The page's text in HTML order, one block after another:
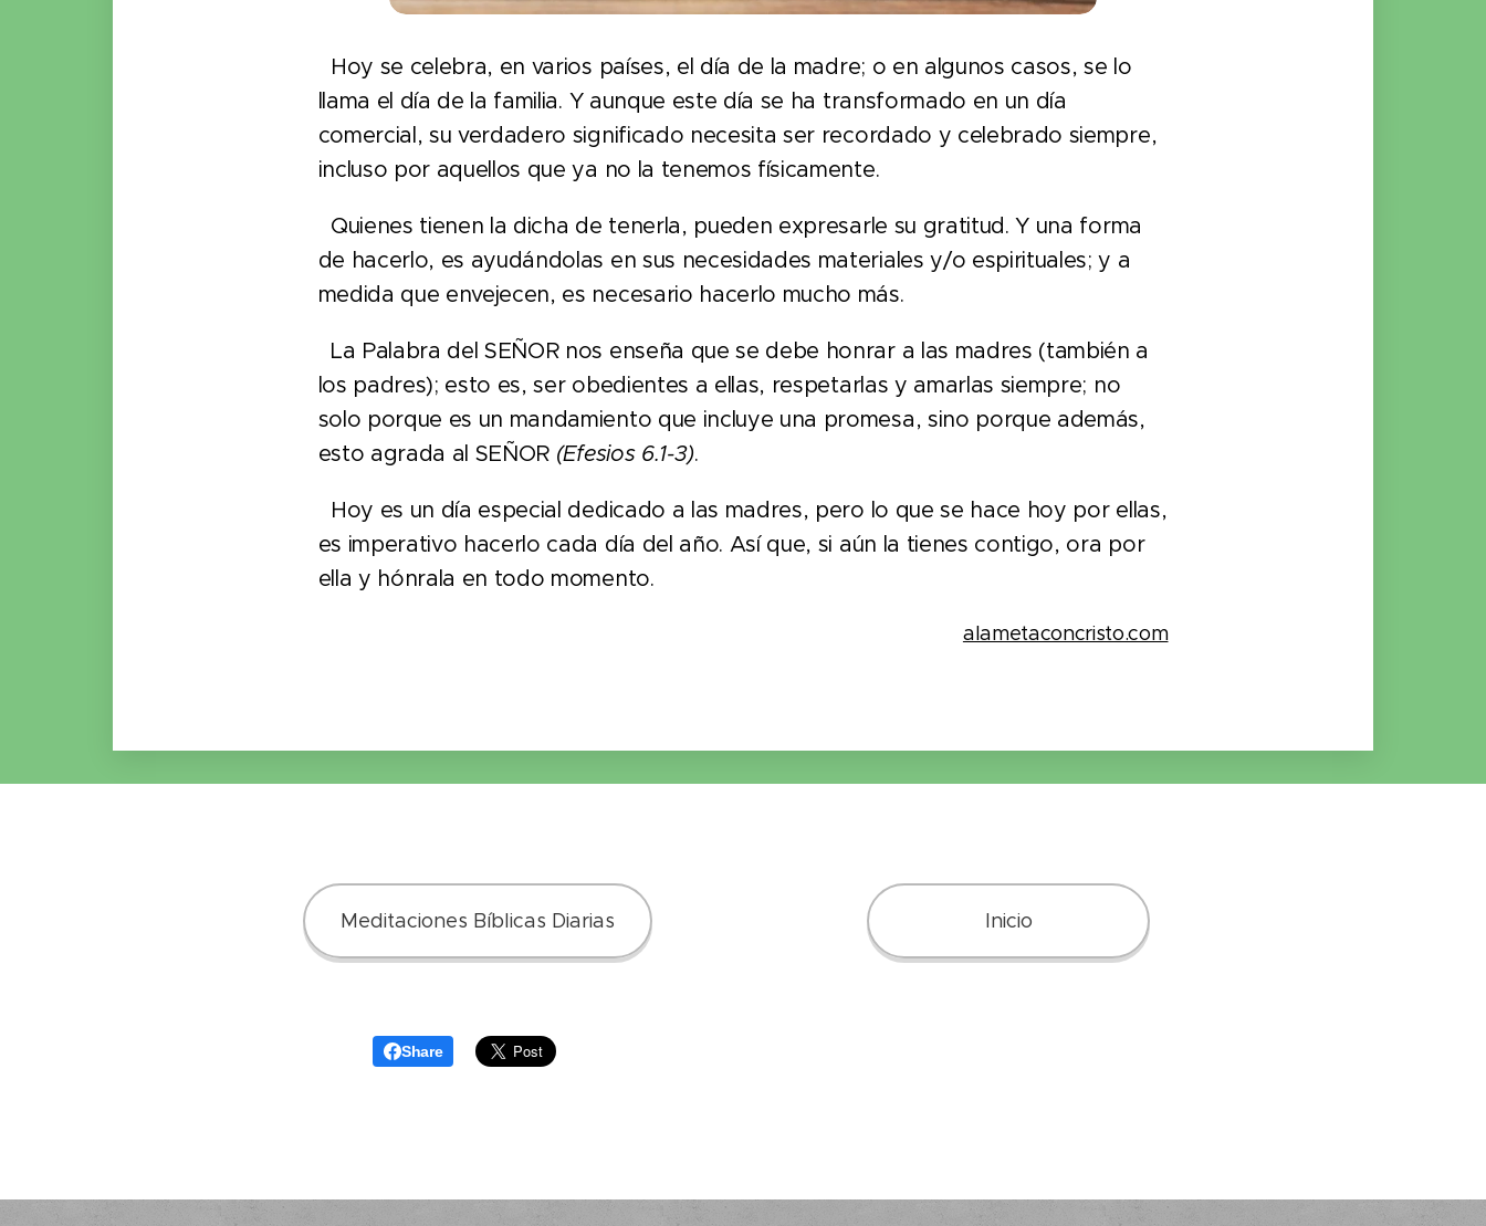
Hoy se celebra, en varios países, el día de la madre; o en algunos casos, se lo
llama el día de la familia. Y aunque este día se ha transformado en un día
comercial, su verdadero significado necesita ser recordado y celebrado siempre,
incluso por aquellos que ya no la tenemos físicamente.
Quienes tienen la dicha de tenerla, pueden expresarle su gratitud. Y una forma
de hacerlo, es ayudándolas en sus necesidades materiales y/o espirituales; y a
medida que envejecen, es necesario hacerlo mucho más.
La Palabra del SEÑOR nos enseña que se debe honrar a las madres (también a
los padres); esto es, ser obedientes a ellas, respetarlas y amarlas siempre; no
solo porque es un mandamiento que incluye una promesa, sino porque además,
esto agrada al SEÑOR (Efesios 6.1-3).
Hoy es un día especial dedicado a las madres, pero lo que se hace hoy por ellas,
es imperativo hacerlo cada día del año. Así que, si aún la tienes contigo, ora por
ella y hónrala en todo momento.
alametaconcristo.com
Meditaciones Bíblicas Diarias Inicio
Share